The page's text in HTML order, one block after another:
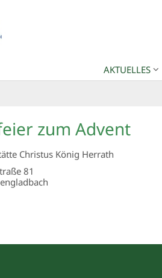
AKTUELLES
zum Advent
Christus König Herrath
81